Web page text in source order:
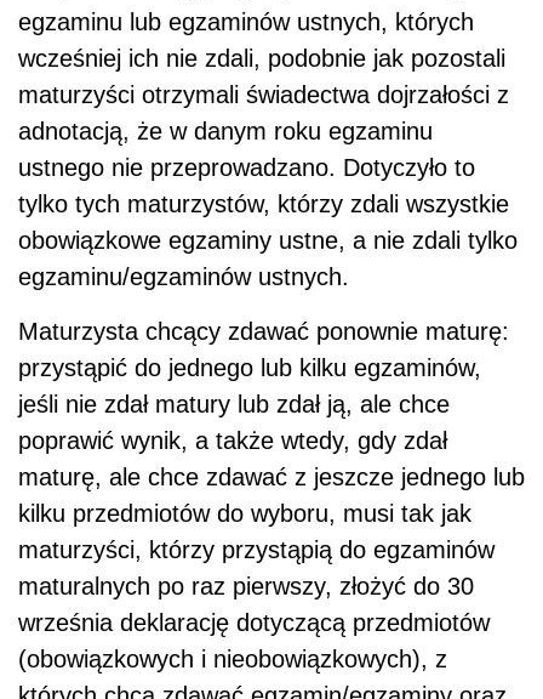
egzaminu lub egzaminów ustnych, których
wcześniej ich nie zdali, podobnie jak pozostali
maturzyści otrzymali świadectwa dojrzałości z
adnotacją, że w danym roku egzaminu
ustnego nie przeprowadzano. Dotyczyło to
tylko tych maturzystów, którzy zdali wszystkie
obowiązkowe egzaminy ustne, a nie zdali tylko
egzaminu/egzaminów ustnych.
Maturzysta chcący zdawać ponownie maturę:
przystąpić do jednego lub kilku egzaminów,
jeśli nie zdał matury lub zdał ją, ale chce
poprawić wynik, a także wtedy, gdy zdał
maturę, ale chce zdawać z jeszcze jednego lub
kilku przedmiotów do wyboru, musi tak jak
maturzyści, którzy przystąpią do egzaminów
maturalnych po raz pierwszy, złożyć do 30
września deklarację dotyczącą przedmiotów
(obowiązkowych i nieobowiązkowych), z